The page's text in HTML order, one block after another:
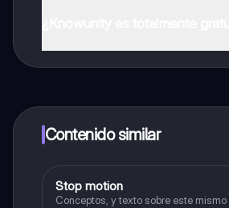
a determinadas funciones.
Contenido similar
Artes
Stop motion
Conceptos, y texto sobre este mismo